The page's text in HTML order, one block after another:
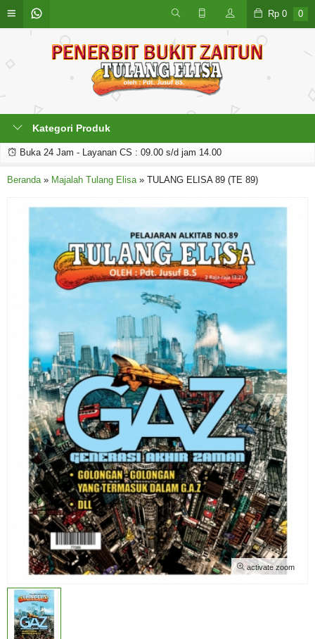
Rp 0 0
Kategori Produk
Buka 24 Jam - Layanan CS : 09.00 s/d jam 14.00
Beranda» Majalah Tulang Elisa» TULANG ELISA 89 (TE 89)
activate zoom